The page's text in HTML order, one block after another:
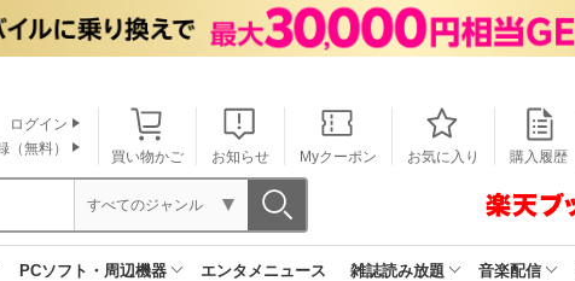
買い物かご お知らせ Myクーポン お気に入り 購入履歴
ログイン
（無料）
すべてのジャンル
PCソフト・周辺機器 エンタメニュース 雑誌読み放題 音楽配信